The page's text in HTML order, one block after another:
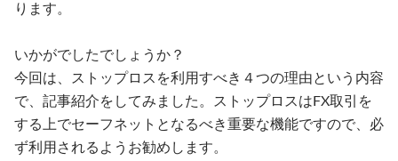
ります。
いかがでしたでしょうか？
今回は、ストップロスを利用すべき４つの理由という内容
で、記事紹介をしてみました。ストップロスはFX取引を
する上でセーフネットとなるべき重要な機能ですので、必
ず利用されるようお勧めします。